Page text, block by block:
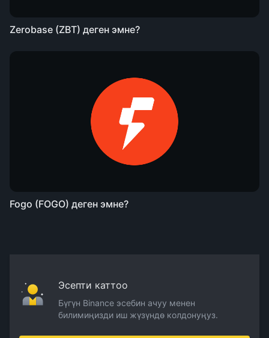
Zerobase (ZBT) деген эмне?
Fogo (FOGO) деген эмне?
Эсепти каттоо
Бүгүн Binance эсебин ачуу менен
билимиңизди иш жүзүндө колдонуңуз.